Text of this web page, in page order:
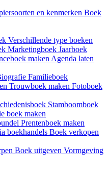
en kenmerken Boek
Verschillende type boeken
Marketingboek Jaarboek
maken Agenda laten
Familieboek
Trouwboek maken Fotoboek
Stamboomboek
boek maken
Prentenboek maken
boekhandels Boek verkopen
Boek uitgeven Vormgeving